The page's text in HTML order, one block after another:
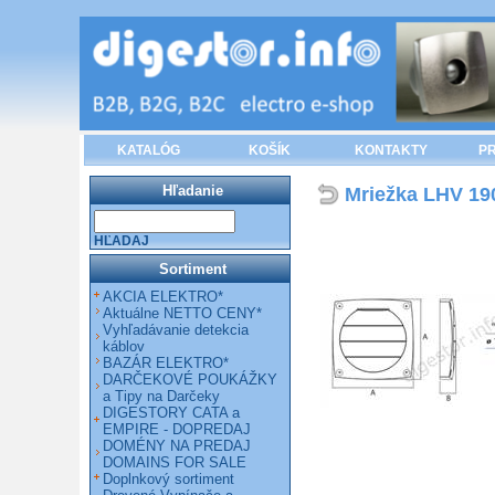
KATALÓG KOŠÍK KONTAKTY
Mriežka LHV
Hľadanie
HĽADAJ
Sortiment
AKCIA ELEKTRO*
Aktuálne NETTO CENY*
Vyhľadávanie detekcia
káblov
BAZÁR ELEKTRO*
DARČEKOVÉ POUKÁŽKY
a Tipy na Darčeky
DIGESTORY CATA a
EMPIRE - DOPREDAJ
DOMÉNY NA PREDAJ
DOMAINS FOR SALE
Doplnkový sortiment